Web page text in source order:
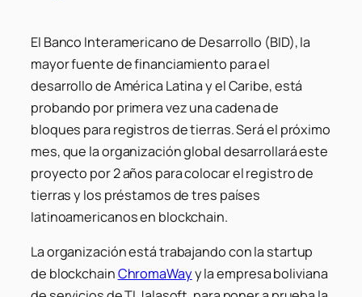
El Banco Interamericano de Desarrollo (BID), la
mayor fuente de financiamiento para el
desarrollo de América Latina y el Caribe, está
probando por primera vez una cadena de
bloques para registros de tierras. Será el próximo
mes, que la organización global desarrollará este
proyecto por 2 años para colocar el registro de
tierras y los préstamos de tres países
latinoamericanos en blockchain.
La organización está trabajando con la startup
de blockchainChromaWayy la empresa boliviana